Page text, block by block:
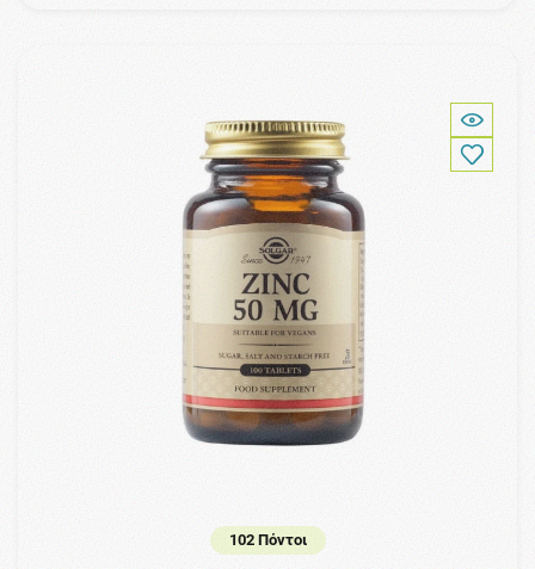
102 Πόντοι